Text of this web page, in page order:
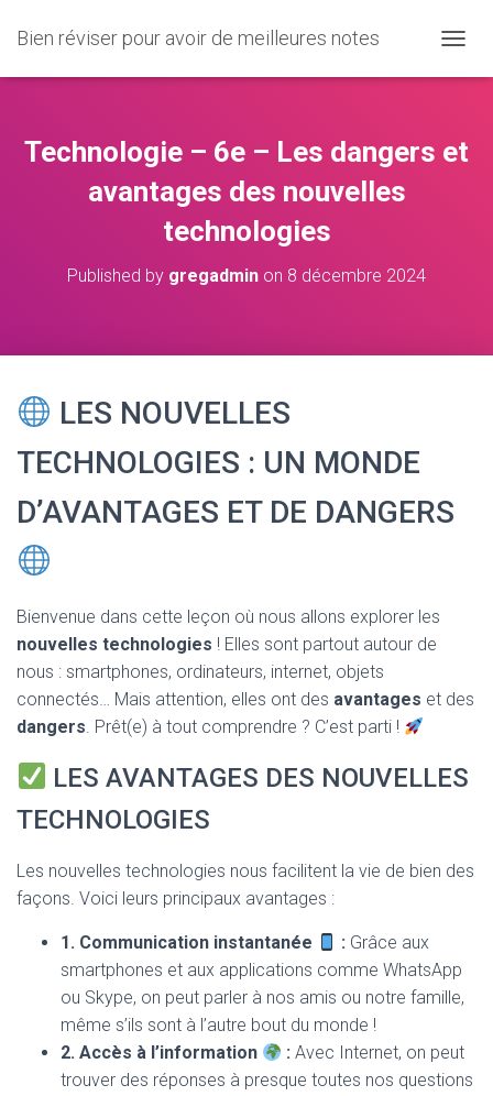
Bien réviser pour avoir de meilleures notes
U
R
I
Technologie – 6e – Les dangers et
avantages des nouvelles
technologies
Published by gregadmin on 8 décembre 2024
LES NOUVELLES
TECHNOLOGIES : UN MONDE
D’AVANTAGES ET DE DANGERS
Bienvenue dans cette leçon où nous allons explorer les
nouvelles technologies ! Elles sont partout autour de
nous : smartphones, ordinateurs, internet, objets
connectés… Mais attention, elles ont des avantages et des
dangers. Prêt(e) à tout comprendre ? C’est parti !
LES AVANTAGES DES NOUVELLES
TECHNOLOGIES
Les nouvelles technologies nous facilitent la vie de bien des
façons. Voici leurs principaux avantages :
1. Communication instantanée : Grâce aux
smartphones et aux applications comme WhatsApp
ou Skype, on peut parler à nos amis ou notre famille,
même s’ils sont à l’autre bout du monde !
2. Accès à l’information
: Avec Internet, on peut
trouver des réponses à presque toutes nos questions